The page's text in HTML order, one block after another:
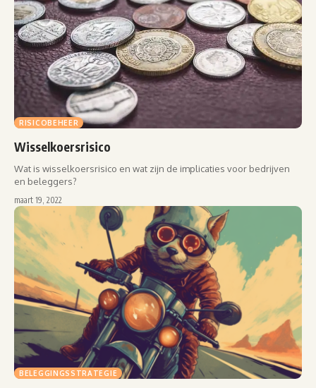
RISICOBEHEER
Wisselkoersrisico
Wat is wisselkoersrisico en wat zijn de implicaties voor bedrijven
en beleggers?
maart 19, 2022
BELEGGINGSSTRATEGIE